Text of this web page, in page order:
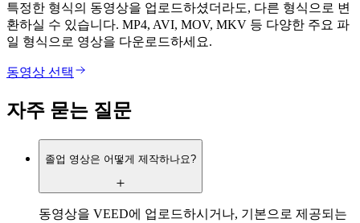
특정한 형식의 동영상을 업로드하셨더라도, 다른 형식으로 변
환하실 수 있습니다. MP4, AVI, MOV, MKV 등 다양한 주요 파
일 형식으로 영상을 다운로드하세요.
동영상 선택
자주 묻는 질문
졸업 영상은 어떻게 제작하나요?
동영상을 VEED에 업로드하시거나, 기본으로 제공되는